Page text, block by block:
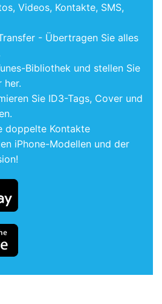
Videos, Kontakte, SMS,
- Übertragen Sie alles
Bibliothek und stellen Sie
her.
Sie ID3-Tags, Cover und
doppelte Kontakte
iPhone-Modellen und der